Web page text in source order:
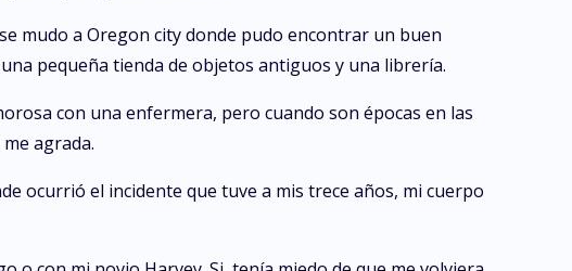
mudo a Oregon city donde pudo encontrar un buen
pequeña tienda de objetos antiguos y una librería.
con una enfermera, pero cuando son épocas en las
agrada.
ocurrió el incidente que tuve a mis trece años, mi cuerpo